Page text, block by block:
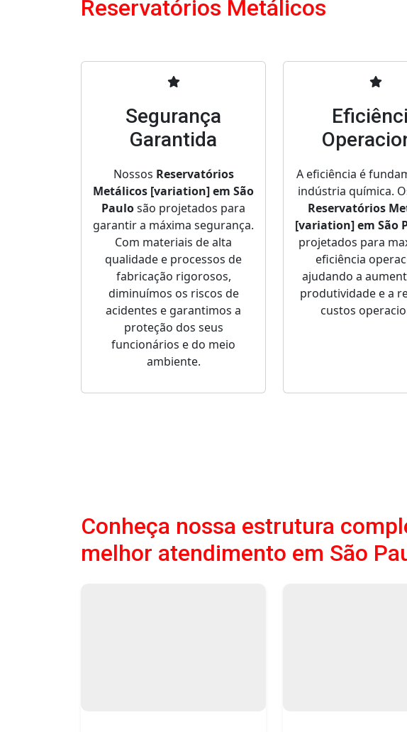
Reservatórios Metálicos
Segurança
Garantida
Nossos Reservatórios
Metálicos [variation] em São
Paulosão projetados para
garantir a máxima segurança.
Com materiais de alta
qualidade e processos de
fabricação rigorosos,
diminuímos os riscos de
acidentes e garantimos a
proteção dos seus
funcionários e do meio
ambiente.
A eficiência é
indústria química.
Reservatórios
[variation] em São
projetados para
eficiência
ajudando a
produtividade e a
custos
Conheça nossa estrutura
melhor atendimento em São